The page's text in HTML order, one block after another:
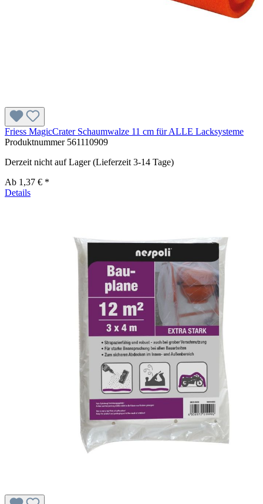
Friess MagicCrater Schaumwalze 11 cm für ALLE Lacksysteme
Produktnummer 561110909
Derzeit nicht auf Lager (Lieferzeit 3-14 Tage)
Ab 1,37 € *
Details